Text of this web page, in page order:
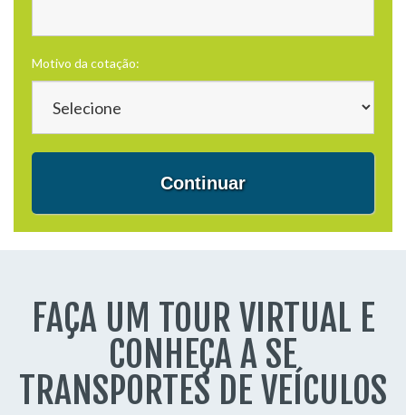
Motivo da cotação:
Continuar
FAÇA UM TOUR VIRTUAL E
CONHEÇA A SE
TRANSPORTES DE VEÍCULOS